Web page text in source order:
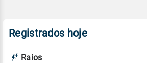
Registrados hoje
Raios